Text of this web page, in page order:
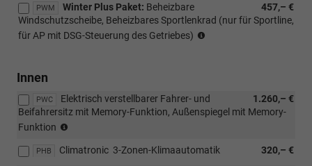
PWC/WD4/WD5)
PWM 457,– €
Winter Plus Paket: Beheizbare
Windschutzscheibe, Beheizbares Sportlenkrad (nur für Sportline,
für AP mit DSG-Steuerung des Getriebes)
Innen
PWC 1.260,– €
Elektrisch verstellbarer Fahrer- und
Beifahrersitz mit Memory-Funktion, Außenspiegel mit Memory-
Funktion
PST/PSU
PHB 320,– €
Climatronic  3-Zonen-Klimaautomatik